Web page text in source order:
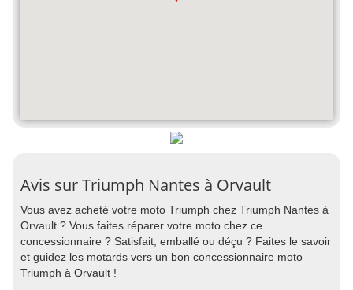
Avis sur Triumph Nantes à Orvault
Vous avez acheté votre moto Triumph chez Triumph Nantes à
Orvault ? Vous faites réparer votre moto chez ce
concessionnaire ? Satisfait, emballé ou déçu ? Faites le savoir
et guidez les motards vers un bon concessionnaire moto
Triumph à Orvault !